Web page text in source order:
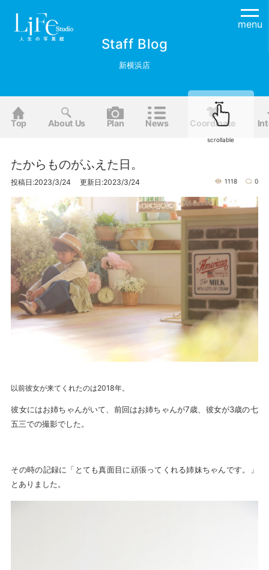
menu
Staff Blog
新横浜店
Top About Us Plan News Coordinate
たからものがふえた日。
投稿日:2023/3/24 更新日:2023/3/24 1118 0
以前彼女が来てくれたのは2018年。
彼女にはお姉ちゃんがいて、前回はお姉ちゃんが7歳、彼女が3歳の七
五三での撮影でした。
その時の記録に「とても真面目に頑張ってくれる姉妹ちゃんです。」
とありました。